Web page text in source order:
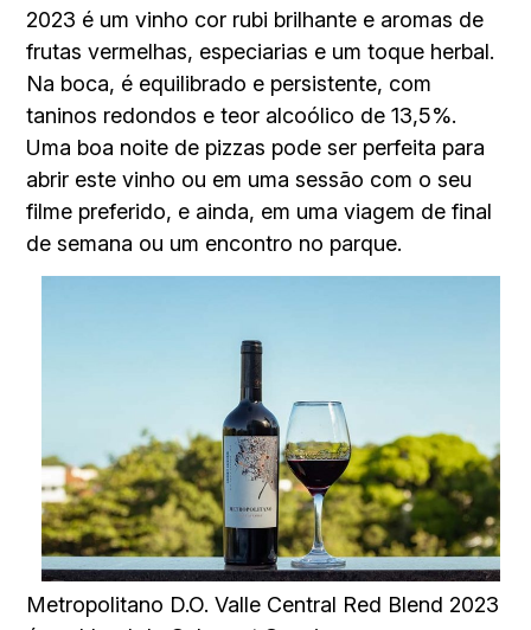
2023 é um vinho cor rubi brilhante e aromas de
frutas vermelhas, especiarias e um toque herbal.
Na boca, é equilibrado e persistente, com
taninos redondos e teor alcoólico de 13,5%.
Uma boa noite de pizzas pode ser perfeita para
abrir este vinho ou em uma sessão com o seu
filme preferido, e ainda, em uma viagem de final
de semana ou um encontro no parque.
Metropolitano D.O. Valle Central Red Blend 2023